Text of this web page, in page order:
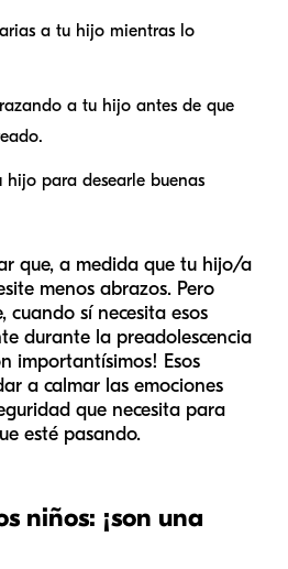
a tu hijo mientras lo
a tu hijo antes de que
hijo para desearle buenas
que, a medida que tu hijo/a
menos abrazos. Pero
cuando sí necesita esos
durante la preadolescencia
importantísimos! Esos
a calmar las emociones
que necesita para
esté pasando.
niños: ¡son una